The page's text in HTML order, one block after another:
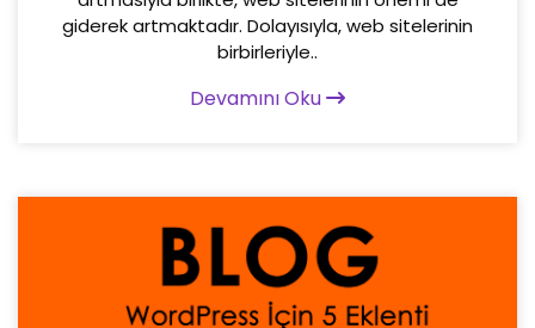
giderek artmaktadır. Dolayısıyla, web sitelerinin
birbirleriyle..
Devamını Oku